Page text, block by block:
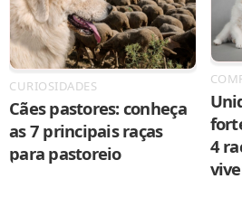
CURIOSIDADES
Cães pastores: conheça
as 7 principais raças
para pastoreio
4